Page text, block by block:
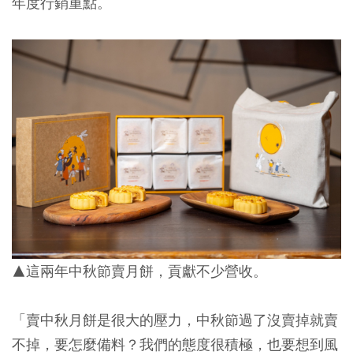
▲這兩年中秋節賣月餅，貢獻不少營收。
「賣中秋月餅是很大的壓力，中秋節過了沒賣掉就賣
不掉，要怎麼備料？我們的態度很積極，也要想到風